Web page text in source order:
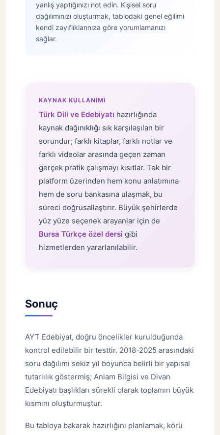
yanlış yaptığınızı not edin. Kişisel soru
dağılımınızı oluşturmak, tablodaki genel eğilimi
kendi zayıflıklarınıza göre yorumlamanızı
sağlar.
KAYNAK KULLANIMI
Türk Dili ve Edebiyatı hazırlığında
kaynak dağınıklığı sık karşılaşılan bir
sorundur; farklı kitaplar, farklı notlar ve
farklı videolar arasında geçen zaman
gerçek pratik çalışmayı kısıtlar. Tek bir
platform üzerinden hem konu anlatımına
hem de soru bankasına ulaşmak, bu
süreci doğrusallaştırır. Büyük şehirlerde
yüz yüze seçenek arayanlar için de
Bursa Türkçe özel dersi gibi
hizmetlerden yararlanılabilir.
Sonuç
AYT Edebiyat, doğru öncelikler kurulduğunda
kontrol edilebilir bir testtir. 2018-2025 arasındaki
soru dağılımı sekiz yıl boyunca belirli bir yapısal
tutarlılık göstermiş; Anlam Bilgisi ve Divan
Edebiyatı başlıkları sürekli olarak toplamın büyük
kısmını oluşturmuştur.
Bu tabloya bakarak hazırlığını planlamak, körü